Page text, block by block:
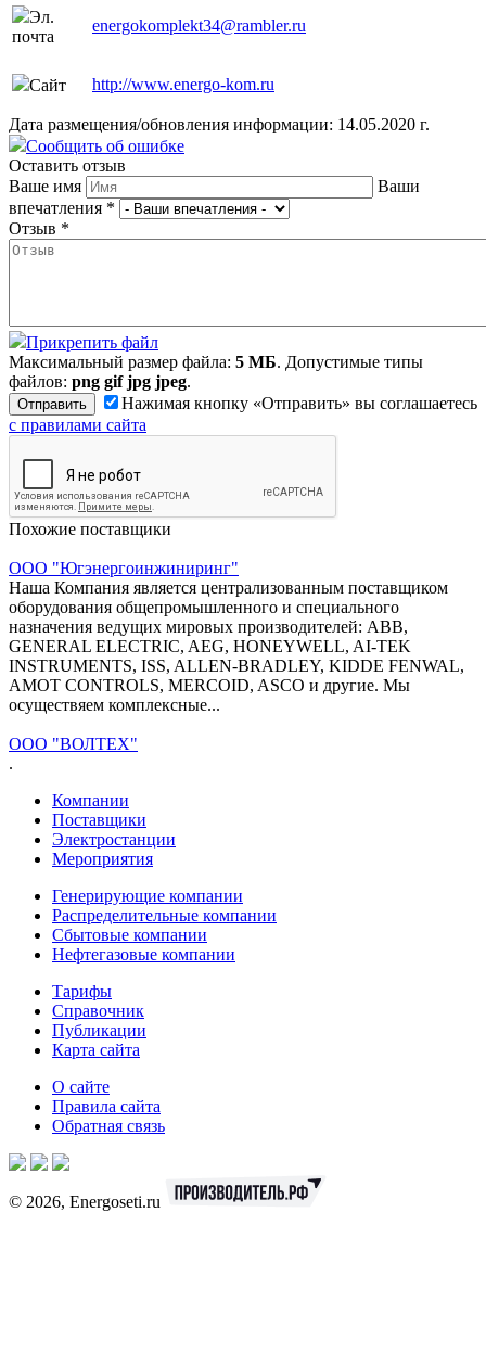
Эл.
почта
energokomplekt34@rambler.ru
Сайт http://www.energo-kom.ru
Дата размещения/обновления информации: 14.05.2020 г.
Сообщить об ошибке
Оставить отзыв
Ваше имя
Ваши
впечатления *
Отзыв *
Прикрепить файл
Максимальный размер файла: 5 МБ. Допустимые типы
файлов: png gif jpg jpeg.
Нажимая кнопку «Отправить» вы соглашаетесь
с правилами сайта
Похожие поставщики
ООО "Югэнергоинжиниринг"
Наша Компания является централизованным поставщиком
оборудования общепромышленного и специального
назначения ведущих мировых производителей: ABB,
GENERAL ELECTRIC, AEG, HONEYWELL, AI-TEK
INSTRUMENTS, ISS, ALLEN-BRADLEY, KIDDE FENWAL,
AMOT CONTROLS, MERCOID, ASCO и другие. Мы
осуществяем комплексные...
ООО "ВОЛТЕХ"
.
Компании
Поставщики
Электростанции
Мероприятия
Генерирующие компании
Распределительные компании
Сбытовые компании
Нефтегазовые компании
Тарифы
Справочник
Публикации
Карта сайта
О сайте
Правила сайта
Обратная связь
© 2026, Energoseti.ru